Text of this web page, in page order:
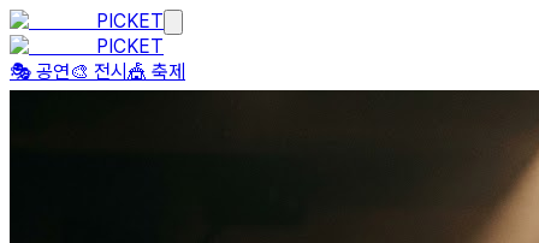
PICKET
PICKET
🎭 공연🎨 전시 🎪 축제